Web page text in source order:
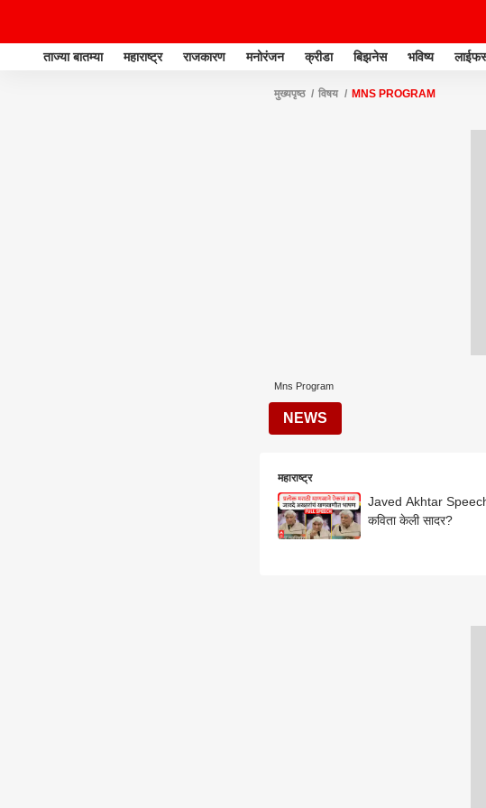
ताज्या बातम्या महाराष्ट्र राजकारण मनोरंजन क्रीडा बिझनेस भविष्य
मुख्यपृष्ठ विषय MNS PROGRAM
Mns Program
NEWS
महाराष्ट्र
Javed Akhtar Speech
कविता केली सादर?